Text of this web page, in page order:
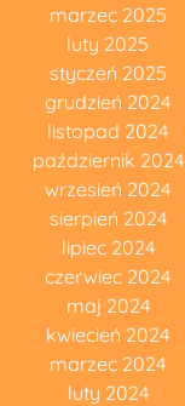
marzec 2025
luty 2025
styczeń 2025
grudzień 2024
listopad 2024
październik 2024
wrzesień 2024
sierpień 2024
lipiec 2024
czerwiec 2024
maj 2024
kwiecień 2024
marzec 2024
luty 2024